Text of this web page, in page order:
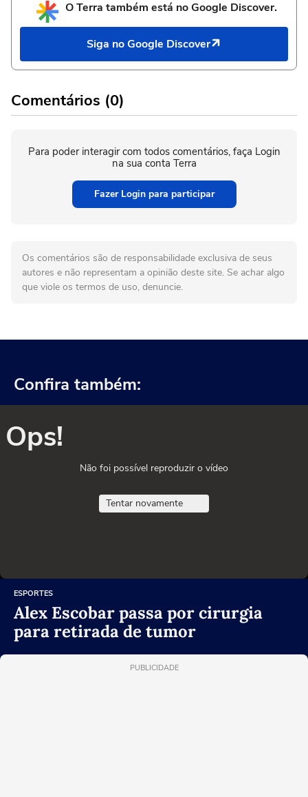
O Terra também está no Google Discover.
Siga no Google Discover
Comentários (0)
Para poder interagir com todos comentários, faça Login
na sua conta Terra
Fazer Login para participar
Os comentários são de responsabilidade exclusiva de seus
autores e não representam a opinião deste site. Se achar algo
que viole os termos de uso, denuncie.
Confira também:
Ops!
Não foi possível reproduzir o vídeo
Tentar novamente
ESPORTES
Alex Escobar passa por cirurgia
para retirada de tumor
PUBLICIDADE